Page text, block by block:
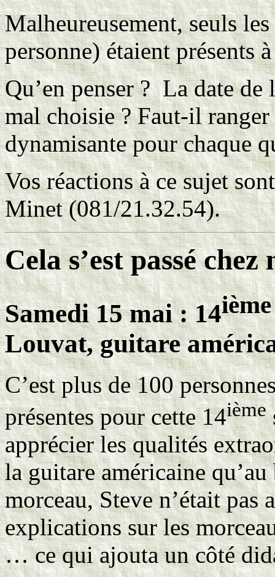
Malheureusement, seuls
personne) étaient présents
Qu’en penser ? La date
mal choisie ? Faut-il
dynamisante pour
Vos réactions à ce sujet
Minet (081/21.32.54).
Cela s’est passé
Samedi 15 mai : 14ième
Louvat, guitare
C’est plus de 100
présentes pour cette 14ième
apprécier les qualités
la guitare américaine
morceau, Steve n’était pas
explications sur les
… ce qui ajouta un côté